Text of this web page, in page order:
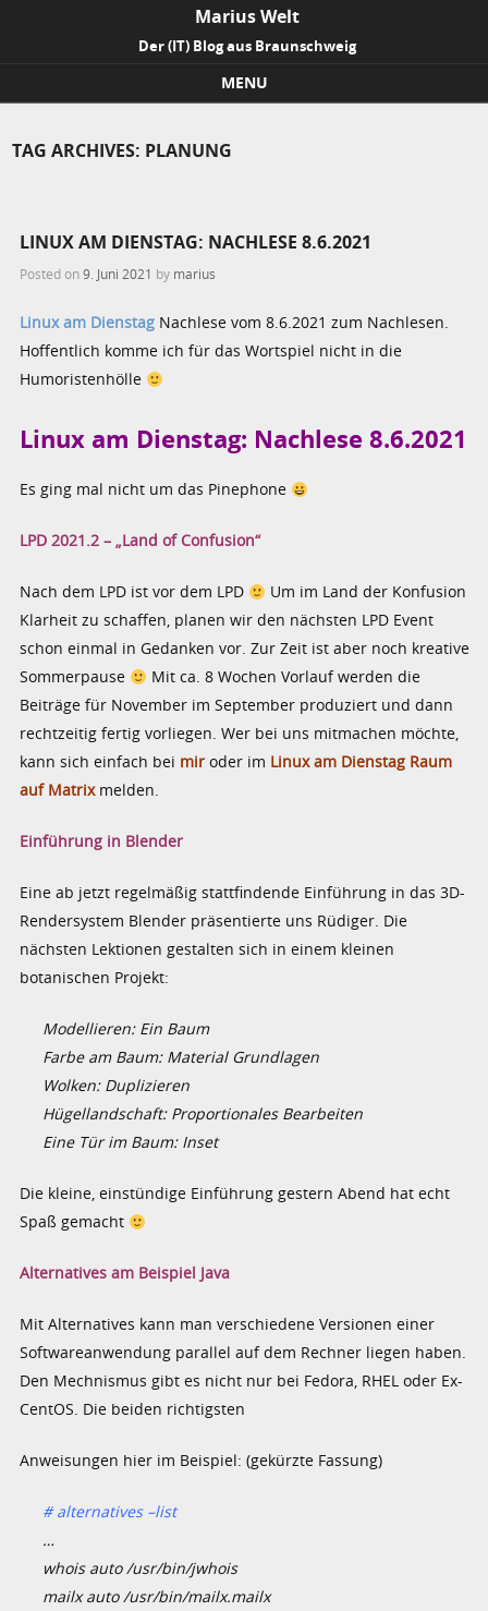
Marius Welt
Der (IT) Blog aus Braunschweig
MENU
TAG ARCHIVES: PLANUNG
LINUX AM DIENSTAG: NACHLESE 8.6.2021
Posted on9. Juni 2021 by marius
Linux am Dienstag Nachlese vom 8.6.2021 zum Nachlesen.
Hoffentlich komme ich für das Wortspiel nicht in die
Humoristenhölle
Linux am Dienstag: Nachlese 8.6.2021
Es ging mal nicht um das Pinephone
LPD 2021.2 – „Land of Confusion“
Nach dem LPD ist vor dem LPD
Um im Land der Konfusion
Klarheit zu schaffen, planen wir den nächsten LPD Event
schon einmal in Gedanken vor. Zur Zeit ist aber noch kreative
Sommerpause
Mit ca. 8 Wochen Vorlauf werden die
Beiträge für November im September produziert und dann
rechtzeitig fertig vorliegen. Wer bei uns mitmachen möchte,
kann sich einfach bei mir oder im Linux am Dienstag Raum
auf Matrixmelden.
Einführung in Blender
Eine ab jetzt regelmäßig stattfindende Einführung in das 3D-
Rendersystem Blender präsentierte uns Rüdiger. Die
nächsten Lektionen gestalten sich in einem kleinen
botanischen Projekt:
Modellieren: Ein Baum
Farbe am Baum: Material Grundlagen
Wolken: Duplizieren
Hügellandschaft: Proportionales Bearbeiten
Eine Tür im Baum: Inset
Die kleine, einstündige Einführung gestern Abend hat echt
Spaß gemacht
Alternatives am Beispiel Java
Mit Alternatives kann man verschiedene Versionen einer
Softwareanwendung parallel auf dem Rechner liegen haben.
Den Mechnismus gibt es nicht nur bei Fedora, RHEL oder Ex-
CentOS. Die beiden richtigsten
Anweisungen hier im Beispiel: (gekürzte Fassung)
# alternatives –list
…
whois auto /usr/bin/jwhois
mailx auto /usr/bin/mailx.mailx